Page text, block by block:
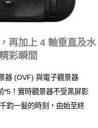
再加上 4 軸垂直及水
彩瞬間
器 (OVF) 與電子觀景器
*5！實時觀景器不受黑屏影
鈞一髮的時刻，由始至終